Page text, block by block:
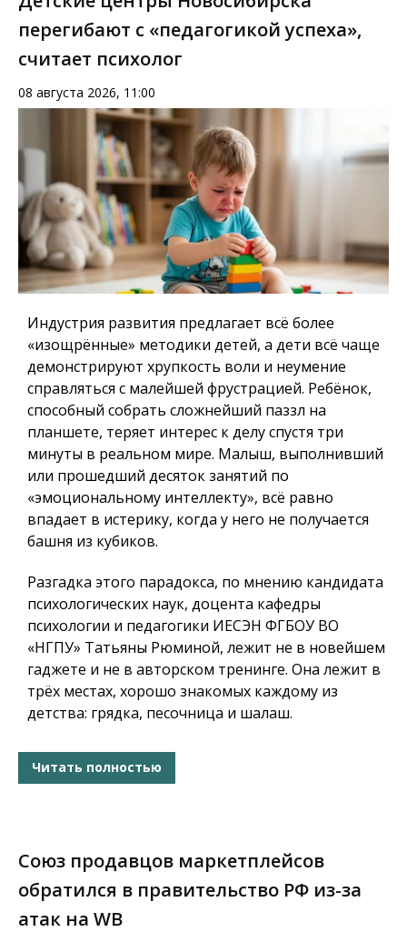
перегибают с «педагогикой успеха»,
считает психолог
08 августа 2026, 11:00
Индустрия развития предлагает всё более
«изощрённые» методики детей, а дети всё чаще
демонстрируют хрупкость воли и неумение
справляться с малейшей фрустрацией. Ребёнок,
способный собрать сложнейший паззл на
планшете, теряет интерес к делу спустя три
минуты в реальном мире. Малыш, выполнивший
или прошедший десяток занятий по
«эмоциональному интеллекту», всё равно
впадает в истерику, когда у него не получается
башня из кубиков.
Разгадка этого парадокса, по мнению кандидата
психологических наук, доцента кафедры
психологии и педагогики ИЕСЭН ФГБОУ ВО
«НГПУ» Татьяны Рюминой, лежит не в новейшем
гаджете и не в авторском тренинге. Она лежит в
трёх местах, хорошо знакомых каждому из
детства: грядка, песочница и шалаш.
Читать полностью
Союз продавцов маркетплейсов
обратился в правительство РФ из-за
атак на WB